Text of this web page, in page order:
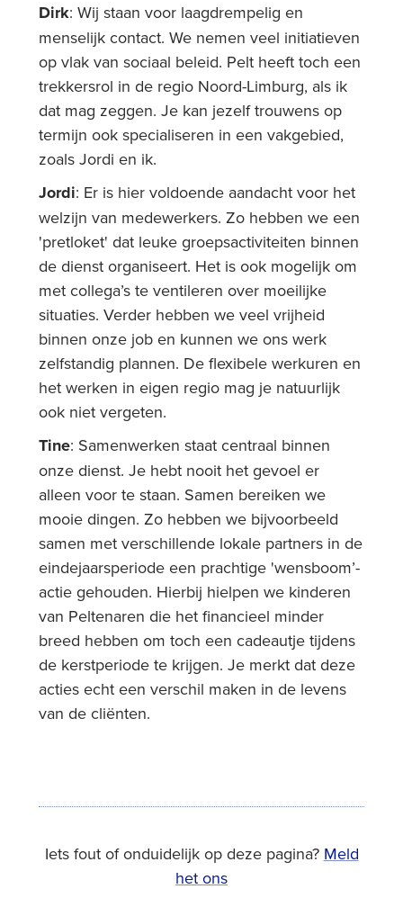
Dirk: Wij staan voor laagdrempelig en
menselijk contact. We nemen veel initiatieven
op vlak van sociaal beleid. Pelt heeft toch een
trekkersrol in de regio Noord-Limburg, als ik
dat mag zeggen. Je kan jezelf trouwens op
termijn ook specialiseren in een vakgebied,
zoals Jordi en ik.
Jordi: Er is hier voldoende aandacht voor het
welzijn van medewerkers. Zo hebben we een
'pretloket' dat leuke groepsactiviteiten binnen
de dienst organiseert. Het is ook mogelijk om
met collega’s te ventileren over moeilijke
situaties. Verder hebben we veel vrijheid
binnen onze job en kunnen we ons werk
zelfstandig plannen. De flexibele werkuren en
het werken in eigen regio mag je natuurlijk
ook niet vergeten.
Tine: Samenwerken staat centraal binnen
onze dienst. Je hebt nooit het gevoel er
alleen voor te staan. Samen bereiken we
mooie dingen. Zo hebben we bijvoorbeeld
samen met verschillende lokale partners in de
eindejaarsperiode een prachtige 'wensboom’-
actie gehouden. Hierbij hielpen we kinderen
van Peltenaren die het financieel minder
breed hebben om toch een cadeautje tijdens
de kerstperiode te krijgen. Je merkt dat deze
acties echt een verschil maken in de levens
van de cliënten.
Iets fout of onduidelijk op deze pagina? Meld
het ons